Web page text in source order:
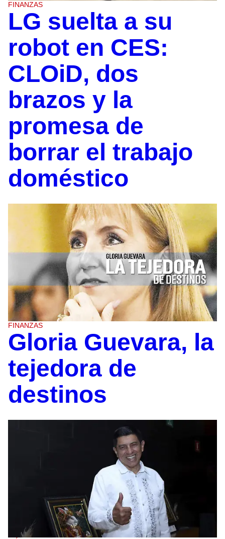
FINANZAS
LG suelta a su
robot en CES:
CLOiD, dos
brazos y la
promesa de
borrar el trabajo
doméstico
FINANZAS
Gloria Guevara, la
tejedora de
destinos